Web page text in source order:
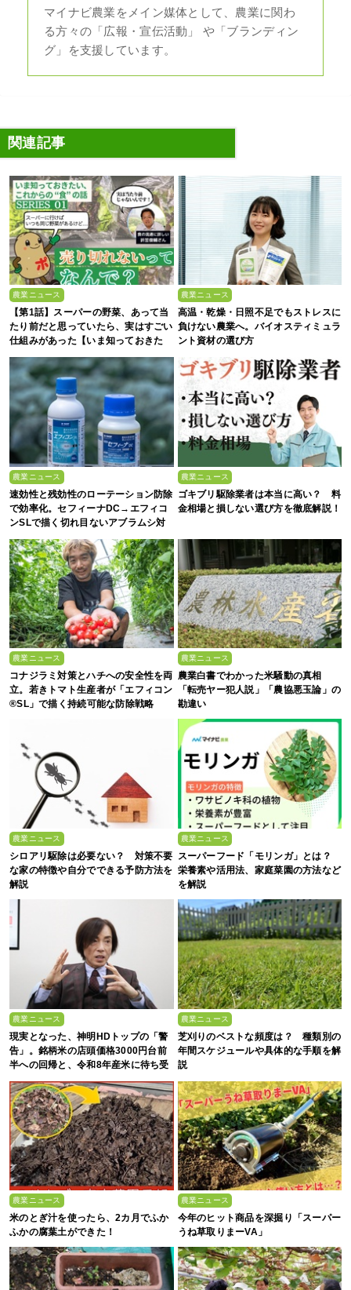
マイナビ農業をメイン媒体として、農業に関わ
る方々の「広報・宣伝活動」 や「ブランディン
グ」を支援しています。
関連記事
農業ニュース
【第1話】スーパーの野菜、あって当
たり前だと思っていたら、実はすごい
仕組みがあった【いま知っておきた
い、これからの”食”の話】
農業ニュース
高温・乾燥・日照不足でもストレスに
負けない農業へ。バイオスティミュラ
ント資材の選び方
農業ニュース
速効性と残効性のローテーション防除
で効率化。セフィーナDC→エフィコ
ンSLで描く切れ目ないアブラムシ対
策
農業ニュース
ゴキブリ駆除業者は本当に高い？ 料
金相場と損しない選び方を徹底解説！
農業ニュース
コナジラミ対策とハチへの安全性を両
立。若きトマト生産者が「エフィコン
®SL」で描く持続可能な防除戦略
農業ニュース
農業白書でわかった米騒動の真相
「転売ヤー犯人説」「農協悪玉論」の
勘違い
農業ニュース
シロアリ駆除は必要ない？ 対策不要
な家の特徴や自分でできる予防方法を
解説
農業ニュース
スーパーフード「モリンガ」とは？
栄養素や活用法、家庭菜園の方法など
を解説
農業ニュース
現実となった、神明HDトップの「警
告」。銘柄米の店頭価格3000円台前
半への回帰と、令和8年産米に待ち受
農業ニュース
芝刈りのベストな頻度は？ 種類別の
年間スケジュールや具体的な手順を解
説
農業ニュース
米のとぎ汁を使ったら、2カ月でふか
ふかの腐葉土ができた！
農業ニュース
今年のヒット商品を深掘り「スーパー
うね草取りまーVA」